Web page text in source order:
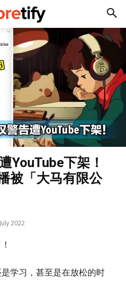
YouTube下架！
被「大马有限公
2022
学习，甚至是在放松的时